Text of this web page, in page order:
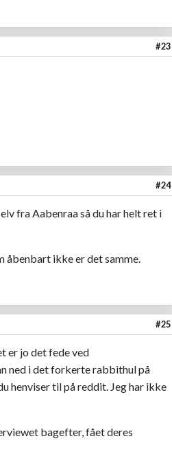
#23
#24
fra Aabenraa så du har helt ret i
åbenbart ikke er det samme.
#25
er jo det fede ved
ned i det forkerte rabbithul på
henviser til på reddit. Jeg har ikke
bagefter, fået deres